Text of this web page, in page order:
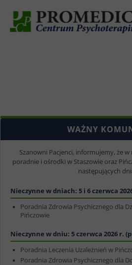
WAŻNY
Szanowni Pacjenci, informujemy, że w
poradnie i ośrodki w Staszowie oraz
następujących
Nieczynne w dniach: 5 i 6 czerwca
Poradnia Zdrowia Psychicznego dla
Pińczowie
Nieczynne w dniu: 5 czerwca 2026 r.
Poradnia Leczenia Uzależnień w
Poradnia Zdrowia Psychicznego dla